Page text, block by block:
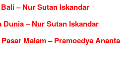
– Nur Sutan Iskandar
– Nur Sutan Iskandar
Malam – Pramoedya Ananta